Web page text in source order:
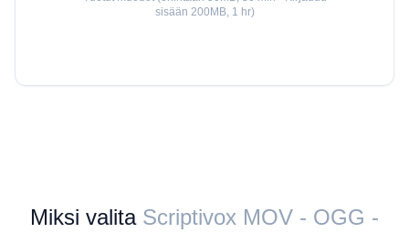
sisään 200MB, 1 hr)
Miksi valita Scriptivox ⁦MOV⁩ - ⁦OGG⁩ -